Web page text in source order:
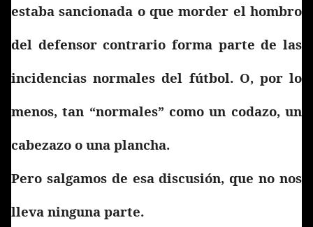
estaba sancionada o que morder el hombro
del defensor contrario forma parte de las
incidencias normales del fútbol. O, por lo
menos, tan “normales” como un codazo, un
cabezazo o una plancha.
Pero salgamos de esa discusión, que no nos
lleva ninguna parte.